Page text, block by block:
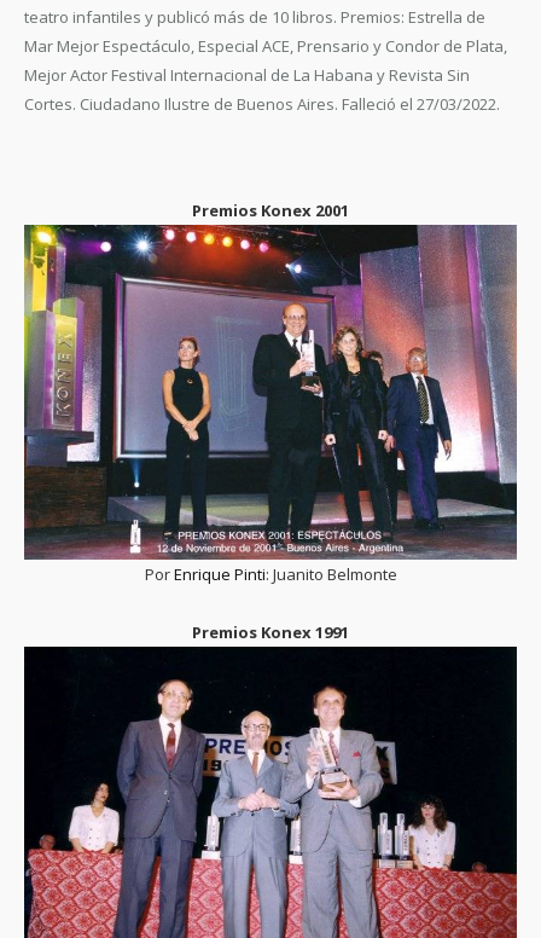
teatro infantiles y publicó más de 10 libros. Premios: Estrella de
Mar Mejor Espectáculo, Especial ACE, Prensario y Condor de Plata,
Mejor Actor Festival Internacional de La Habana y Revista Sin
Cortes. Ciudadano Ilustre de Buenos Aires. Falleció el 27/03/2022.
Premios Konex 2001
PorEnrique Pinti: Juanito Belmonte
Premios Konex 1991